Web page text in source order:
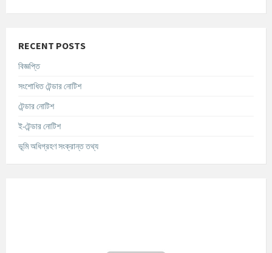
RECENT POSTS
বিজ্ঞপ্তি
সংশোধিত টেন্ডার নোটিশ
টেন্ডার নোটিশ
ই-টেন্ডার নোটিশ
ভূমি অধিগ্রহণ সংক্রান্ত তথ্য